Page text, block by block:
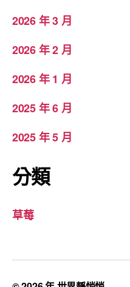
2026 年 3 月
2026 年 2 月
2026 年 1 月
2025 年 6 月
2025 年 5 月
分類
草莓